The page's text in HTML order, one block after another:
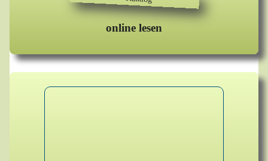
online lesen